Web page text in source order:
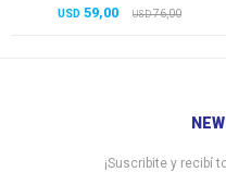
USD 59,00 USD 76,00
¡Suscribite y recibí